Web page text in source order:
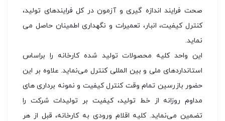
صحت فرایند اندازه گیری و آزمون در کل فرایندهای تولید،
کنترل کیفیت، انبار، تعمیرات و نگهداری اطمینان حاصل می
نماید.
این واحد کلیه محصولات تولید شده کارخانه را براساس
استانداردهای ملی و بین المللی کنترل می‌نماید. علاوه بر این
حضور بازرسین تمام وقت كنترل كیفیت و نمونه برداری های
مداوم روزانه از خط تولید، كیفیت بر تولیدات شركت را
تضمین می‌نماید. كلیه اقلام ورودی به كارخانه، قبل از هر